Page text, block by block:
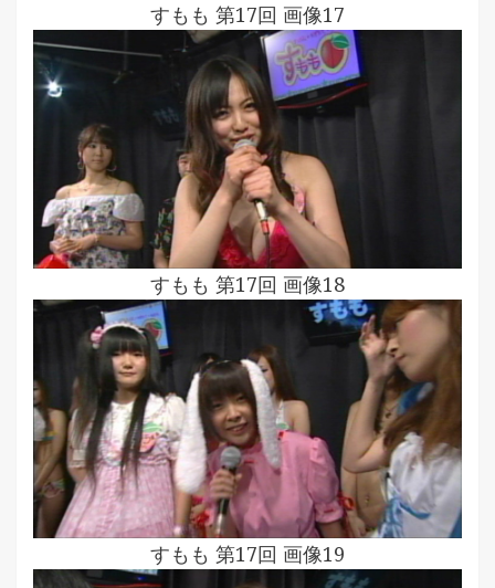
すもも 第17回 画像17
すもも 第17回 画像18
すもも 第17回 画像19